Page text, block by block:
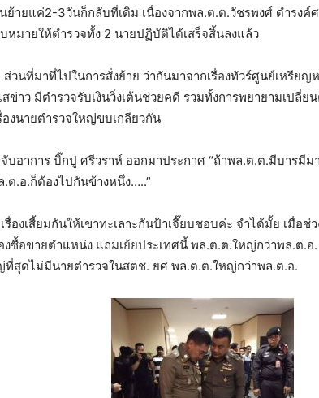
ายแค่2-3วันก็กลับที่เดิม เนื่องจากพล.ต.ต.วัชรพงศ์ ดำรงค์
หมายให้ตำรวจทั้ง 2 นายปฏิบัติได้เสร็จสิ้นลงแล้ว
วนที่มาที่ไปในการสั่งย้าย ว่ากันมาจากเรื่องทัวร์ศูนย์เหรียญ
ข่าว มีตำรวจรับเงินวิ่งเต้นช่วยคดี รวมทั้งการพยายามเปลี่ย
องนายตำรวจใหญ่ขบเกลียวกัน
อาการ บิ๊กปู ศรีวราห์ ออกมาประกาศ “ถ้าพล.ต.ต.มีบารมีม
ต.อ.ก็ต้องไปกันข้างหนึ่ง…..”
องเสี้ยมกันให้เขาทะเลาะกันป้าเจี๊ยบชอบค่ะ จำได้มั้ย เมื่อช่
งซื้อขายตำแหน่ง แถมเย้ยประเทศนี้ พล.ต.ต.ใหญ่กว่าพล.ต.อ
ที่สุดไม่มีนายตำรวจในสตช. ยศ พล.ต.ต.ใหญ่กว่าพล.ต.อ.